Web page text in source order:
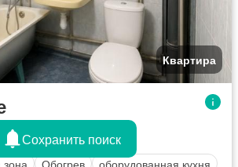
Квартира
зона Обогрев оборудованная кухня
Сохранить поиск